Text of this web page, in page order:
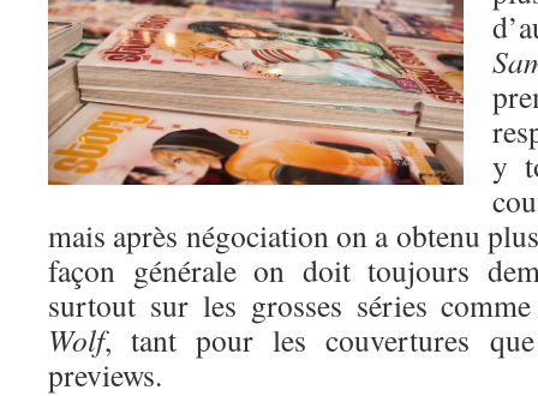
y
mais après négociation on a obtenu
façon générale on doit toujours
surtout sur les grosses séries
Wolf, tant pour les couvertures
previews.